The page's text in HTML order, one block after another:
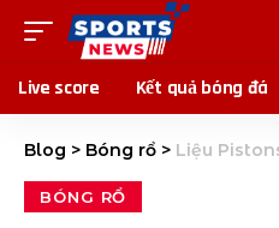
Live score Kết quả bóng đá
Blog > Bóng rổ > Liệu Pistons có
BÓNG RỔ